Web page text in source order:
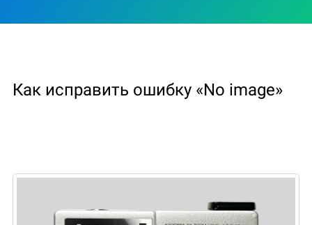
Как исправить ошибку «No image»